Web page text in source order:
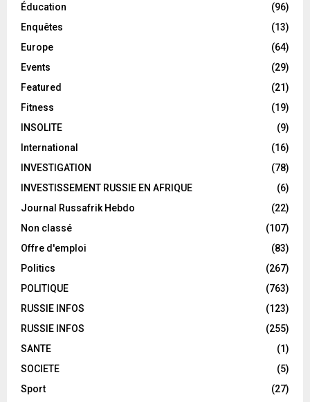
Éducation
(96)
Enquêtes
(13)
Europe
(64)
Events
(29)
Featured
(21)
Fitness
(19)
INSOLITE
(9)
International
(16)
INVESTIGATION
(78)
INVESTISSEMENT RUSSIE EN AFRIQUE
(6)
Journal Russafrik Hebdo
(22)
Non classé
(107)
Offre d'emploi
(83)
Politics
(267)
POLITIQUE
(763)
RUSSIE INFOS
(123)
RUSSIE INFOS
(255)
SANTE
(1)
SOCIETE
(5)
Sport
(27)